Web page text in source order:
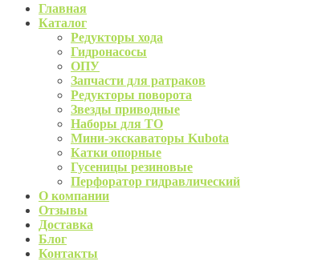
Главная
Каталог
Редукторы хода
Гидронасосы
ОПУ
Запчасти для ратраков
Редукторы поворота
Звезды приводные
Наборы для ТО
Мини-экскаваторы Kubota
Катки опорные
Гусеницы резиновые
Перфоратор гидравлический
О компании
Отзывы
Доставка
Блог
Контакты